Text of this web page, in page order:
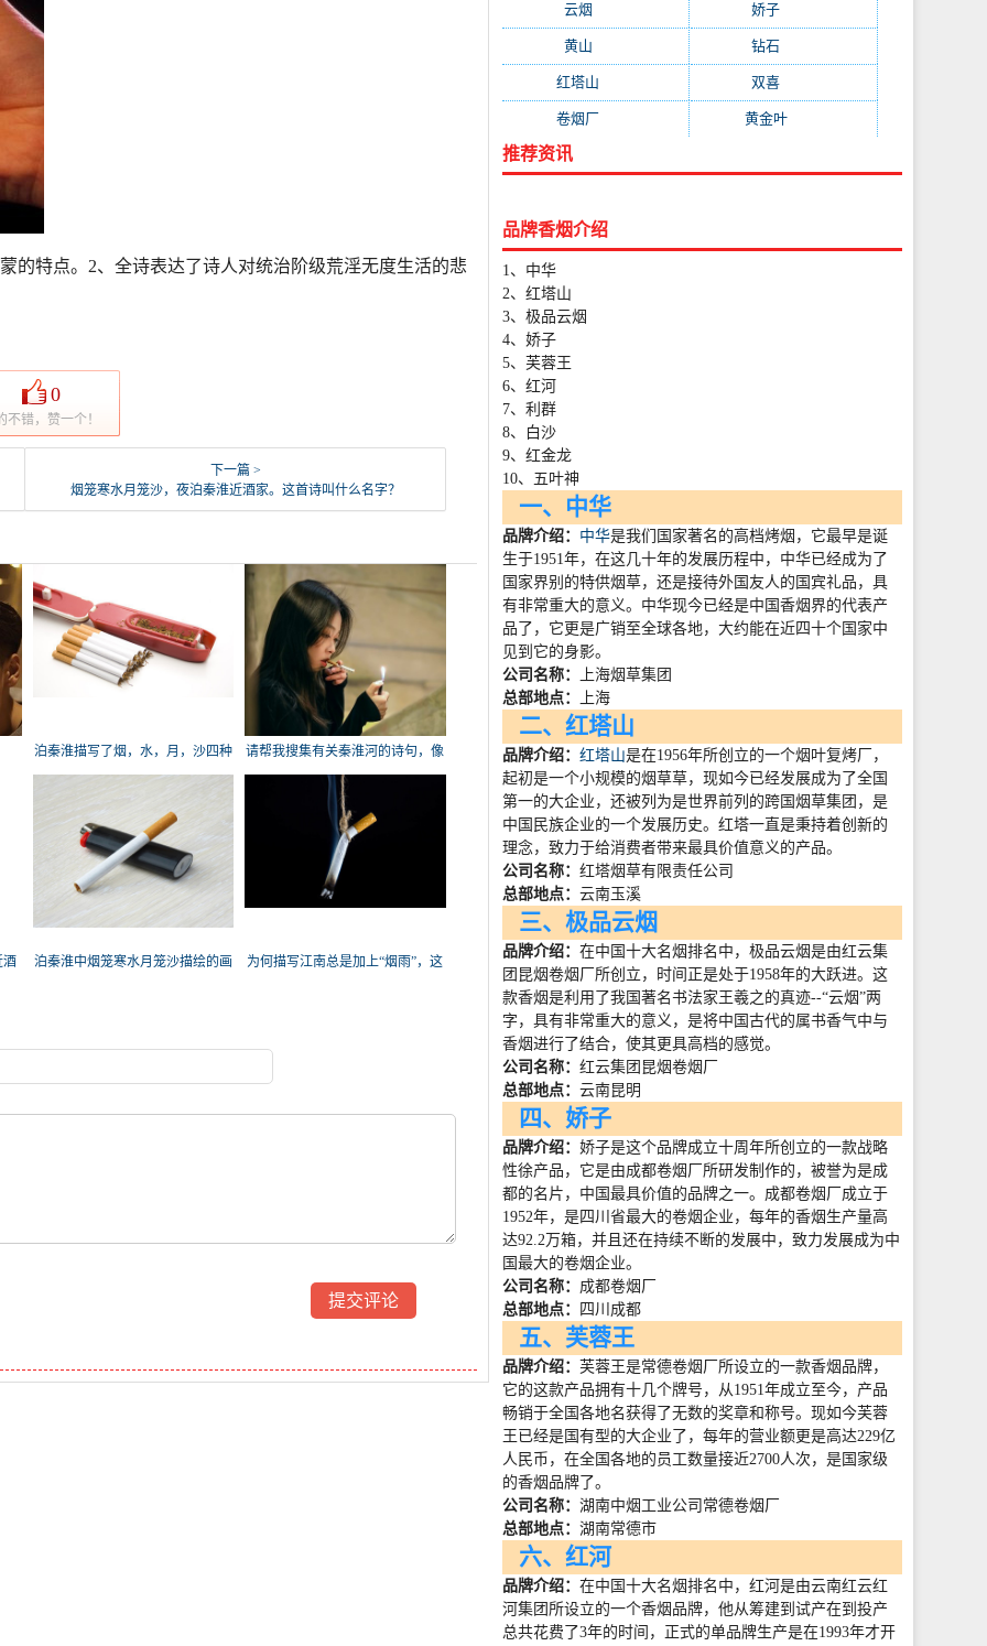
的特点。2、全诗表达了诗人对统治阶级荒淫无度生活的悲
0
不错，赞一个！
下一篇 >
烟笼寒水月笼沙，夜泊秦淮近酒家。这首诗叫什么名字？
泊秦淮描写了烟，水，月，沙四种
景物，展现
请帮我搜集有关秦淮河的诗句，像
“烟
酒
泊秦淮中烟笼寒水月笼沙描绘的画
为何描写江南总是加上“烟雨”，这
云烟 娇子
黄山 钻石
红塔山 双喜
卷烟厂 黄金叶(151)
推荐资讯
品牌香烟介绍
1、中华
2、红塔山
3、极品云烟
4、娇子
5、芙蓉王
6、红河
7、利群
8、白沙
9、红金龙
10、五叶神
一、中华
品牌介绍： 中华是我们国家著名的高档烤烟，它最早是诞
生于1951年，在这几十年的发展历程中，中华已经成为了
国家界别的特供烟草，还是接待外国友人的国宾礼品，具
有非常重大的意义。中华现今已经是中国香烟界的代表产
品了，它更是广销至全球各地，大约能在近四十个国家中
见到它的身影。
公司名称：
上海烟草集团
总部地点：
上海
二、红塔山
品牌介绍：红塔山是在1956年所创立的一个烟叶复烤厂，
起初是一个小规模的烟草草，现如今已经发展成为了全国
第一的大企业，还被列为是世界前列的跨国烟草集团，是
中国民族企业的一个发展历史。红塔一直是秉持着创新的
理念，致力于给消费者带来最具价值意义的产品。
公司名称：红塔烟草有限责任公司
总部地点：云南玉溪
三、极品云烟
品牌介绍：在中国十大名烟排名中，极品云烟是由红云集
团昆烟卷烟厂所创立，时间正是处于1958年的大跃进。这
款香烟是利用了我国著名书法家王羲之的真迹--“云烟”两
字，具有非常重大的意义，是将中国古代的属书香气中与
香烟进行了结合，使其更具高档的感觉。
公司名称：红云集团昆烟卷烟厂
总部地点：云南昆明
四、娇子
品牌介绍：娇子是这个品牌成立十周年所创立的一款战略
性徐产品，它是由成都卷烟厂所研发制作的，被誉为是成
都的名片，中国最具价值的品牌之一。成都卷烟厂成立于
1952年，是四川省最大的卷烟企业，每年的香烟生产量高
达92.2万箱，并且还在持续不断的发展中，致力发展成为中
国最大的卷烟企业。
公司名称： 成都卷烟厂
总部地点：
四川成都
五、芙蓉王
品牌介绍：芙蓉王是常德卷烟厂所设立的一款香烟品牌，
它的这款产品拥有十几个牌号，从1951年成立至今，产品
畅销于全国各地名获得了无数的奖章和称号。现如今芙蓉
王已经是国有型的大企业了，每年的营业额更是高达229亿
人民币，在全国各地的员工数量接近2700人次，是国家级
的香烟品牌了。
公司名称：湖南中烟工业公司常德卷烟厂
总部地点：湖南常德市
六、红河
品牌介绍：在中国十大名烟排名中，红河是由云南红云红
河集团所设立的一个香烟品牌，他从筹建到试产在到投产
总共花费了3年的时间，正式的单品牌生产是在1993年才开